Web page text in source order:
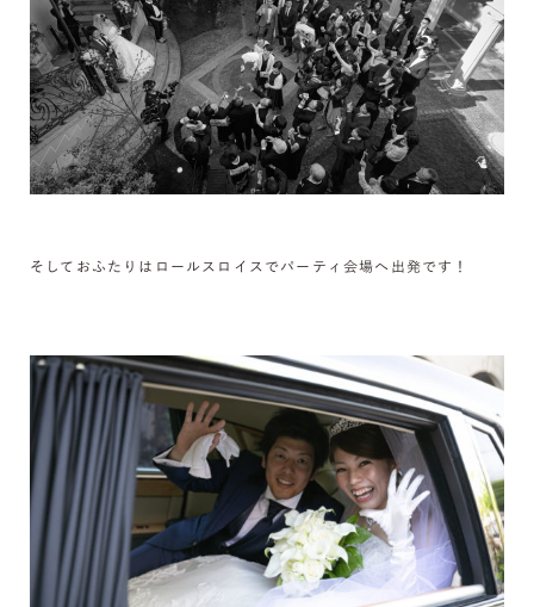
そしておふたりはロールスロイスでパーティ会場へ出発です！